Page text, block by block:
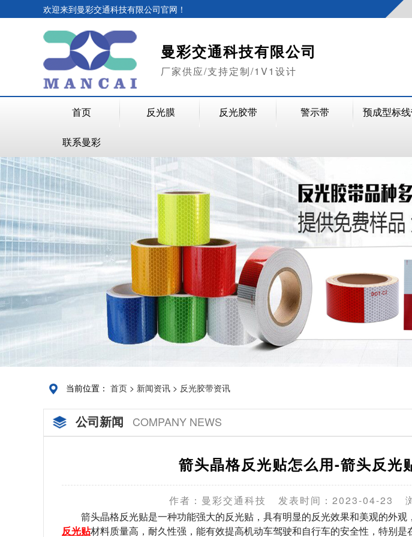
欢迎来到曼彩交通科技有限公司官网！
曼彩交通科技有限公司
厂家供应/支持定制/1V1设计
首页 反光膜 反光胶带 警示带 预成型标
联系曼彩
当前位置： 首页 > 新闻资讯 > 反光胶带资讯
公司新闻 COMPANY NEWS
箭头晶格反光贴怎么用-箭头反光
作者：曼彩交通科技 发表时间：2023-04-23
箭头晶格反光贴是一种功能强大的反光贴，具有明显的反光效果和美观的外观
反光贴材料质量高，耐久性强，能有效提高机动车驾驶和自行车的安全性，特别